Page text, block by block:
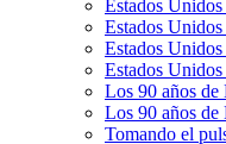
Estados
Estados
Estados
Estados
Los 90 años
Los 90 años
Tomando el